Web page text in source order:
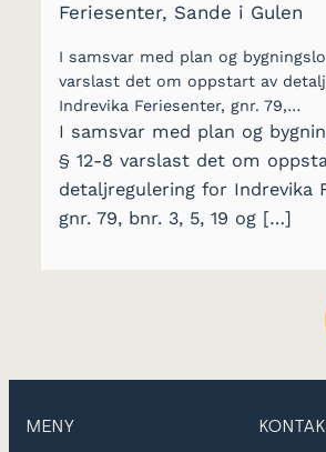
Feriesenter, Sande i Gulen
I samsvar med plan og
varslast det om oppstart av
Indrevika Feriesenter, gnr. 79,…
I samsvar med plan og
§ 12-8 varslast det om
detaljregulering for Indrevika
gnr. 79, bnr. 3, 5, 19 og […]
MENY